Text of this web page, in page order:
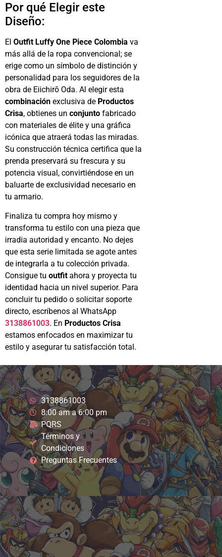
Por qué Elegir este
Diseño:
El Outfit Luffy One Piece Colombia va
más allá de la ropa convencional; se
erige como un símbolo de distinción y
personalidad para los seguidores de la
obra de Eiichirō Oda. Al elegir esta
combinación exclusiva de Productos
Crisa, obtienes un conjunto fabricado
con materiales de élite y una gráfica
icónica que atraerá todas las miradas.
Su construcción técnica certifica que la
prenda preservará su frescura y su
potencia visual, convirtiéndose en un
baluarte de exclusividad necesario en
tu armario.
Finaliza tu compra hoy mismo y
transforma tu estilo con una pieza que
irradia autoridad y encanto. No dejes
que esta serie limitada se agote antes
de integrarla a tu colección privada.
Consigue tu outfit ahora y proyecta tu
identidad hacia un nivel superior. Para
concluir tu pedido o solicitar soporte
directo, escríbenos al WhatsApp
3138861003. En Productos Crisa
estamos enfocados en maximizar tu
estilo y asegurar tu satisfacción total.
3138861003
8:00 am a 6:00 pm
PQRS
Términos y
Condiciones
Preguntas Frecuentes